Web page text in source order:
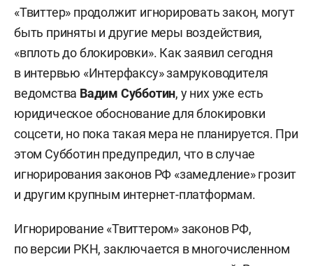
«Твиттер» продолжит игнорировать закон, могут
быть приняты и другие меры воздействия,
«вплоть до блокировки». Как заявил сегодня
в интервью «Интерфаксу» замруководителя
ведомства Вадим Субботин, у них уже есть
юридическое обоснование для блокировки
соцсети, но пока такая мера не планируется. При
этом Субботин предупредил, что в случае
игнорирования законов РФ «замедление» грозит
и другим крупным интернет-платформам.
Игнорирование «Твиттером» законов РФ,
по версии РКН, заключается в многочисленном